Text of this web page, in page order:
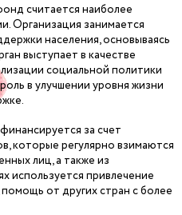
считается наиболее
Организация занимается
населения, основываясь
выступает в качестве
социальной политики
в улучшении уровня жизни
за счет
которые регулярно взимаются
лиц, а также из
используется привлечение
от других стран с более